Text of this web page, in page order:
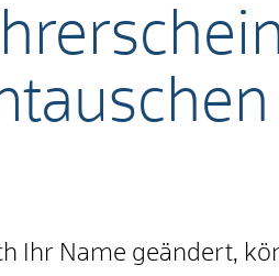
Ihr Name geändert,